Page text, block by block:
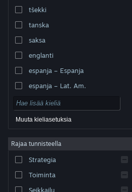
© Valve Corporation. Kaikki oikeudet pidätetään. Kaikki
Yhdysvalloissa ja kaikkialla maailmassa.
Helppokäyttötoiminnot
Hyvitykset|Evästeet
tšekki
tanska
saksa
englanti
espanja – Espanja
espanja – Lat. Am.
Muuta kieliasetuksia
Rajaa tunnisteella
Strategia
Toiminta
Seikkailu